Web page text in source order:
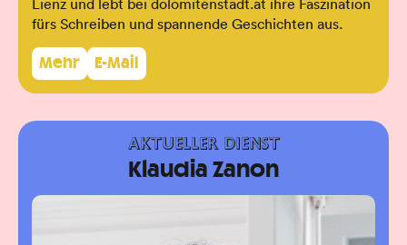
Lienz und lebt bei dolomitenstadt.at ihre Faszination
fürs Schreiben und spannende Geschichten aus.
Mehr E-Mail
AKTUELLER DIENST
Klaudia Zanon